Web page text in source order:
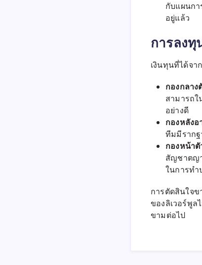
กับแผนก
อยู่แล้ว
การลงทุ
เงินทุนที่ได้จา
กองกลา
สามารถ
อย่างดี
กองหลัง
ทีมมีรากฐ
กองหน้า
สัญชาตญ
ในการทำ
การตัดสินใจข
ของลิเวอร์พูล
ขามต่อไป